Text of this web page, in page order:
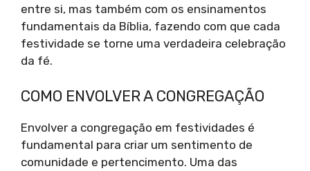
entre si, mas também com os ensinamentos
fundamentais da Bíblia, fazendo com que cada
festividade se torne uma verdadeira celebração
da fé.
COMO ENVOLVER A CONGREGAÇÃO
Envolver a congregação em festividades é
fundamental para criar um sentimento de
comunidade e pertencimento. Uma das